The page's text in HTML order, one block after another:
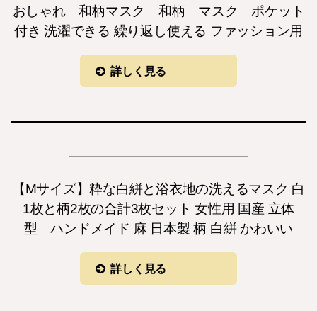
おしゃれ 和柄マスク 和柄 マスク ポケット
付き 洗濯できる 繰り返し使える ファッション用
詳しく見る
【Mサイズ】粋な白絣と浴衣地の洗えるマスク 白
1枚と柄2枚の合計3枚セット 女性用 国産 立体
型 ハンドメイド 麻 日本製 柄 白絣 かわいい
詳しく見る